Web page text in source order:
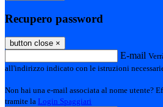
Recupero password
button close ×
E-mail
all'indirizzo indicato con le istruzioni
Non hai una e-mail associata al nome utente?
tramite la Login Spaggiari